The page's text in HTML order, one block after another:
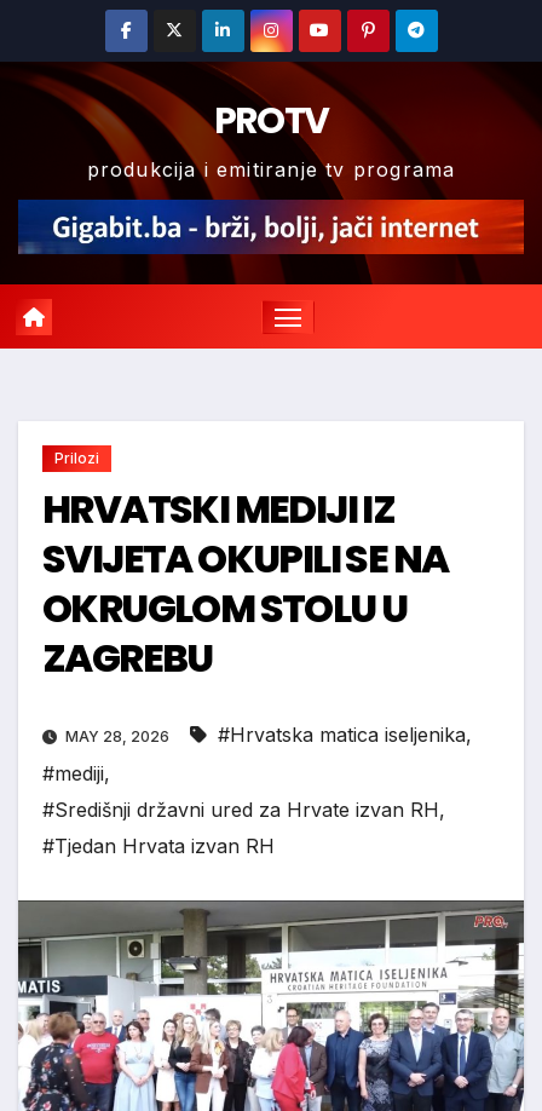
content
PROTV
produkcija i emitiranje tv programa
Prilozi
HRVATSKI MEDIJI IZ
SVIJETA OKUPILI SE NA
OKRUGLOM STOLU U
ZAGREBU
MAY 28, 2026 #Hrvatska matica iseljenika,
#mediji,
#Središnji državni ured za Hrvate izvan RH,
#Tjedan Hrvata izvan RH